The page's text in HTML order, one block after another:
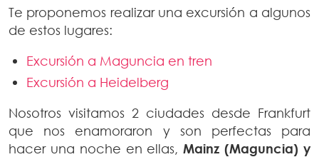
Te proponemos realizar una excursión a algunos
de estos lugares:
Excursión a Maguncia en tren
Excursión a Heidelberg
Nosotros visitamos 2 ciudades desde Frankfurt
que nos enamoraron y son perfectas para
hacer una noche en ellas,Mainz (Maguncia) y